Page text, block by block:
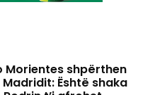
Morientes shpërthen
Madridit: Është shaka